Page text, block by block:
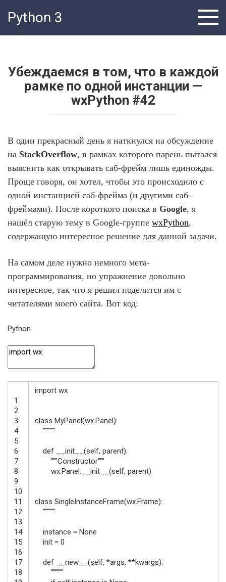
контенту
Python 3
Убеждаемся в том, что в каждой
рамке по одной инстанции —
wxPython #42
В один прекрасный день я наткнулся на обсуждение
на StackOverflow, в рамках которого парень пытался
выяснить как открывать саб-фрейм лишь единожды.
Проще говоря, он хотел, чтобы это происходило с
одной инстанцией саб-фрейма (и другими саб-
фреймами). После короткого поиска в Google, я
нашёл старую тему в Google-группе wxPython,
содержащую интересное решение для данной задачи.
На самом деле нужно немного мета-
программирования, но упражнение довольно
интересное, так что я решил поделится им с
читателями моего сайта. Вот код:
Python
1
2
3
4
5
6
7
8
9
10
11
12
13
14
15
16
17
18
import wx
class MyPanel(wxPanel):
""""""
def __init__ (self, parent):
"""Constructor"""
wxPanel __init__ (self, parent)
class SingleInstanceFrame(wxFrame):
""""""
instance = None
init = 0
def __new__ (self, *args, **kwargs):
""""""